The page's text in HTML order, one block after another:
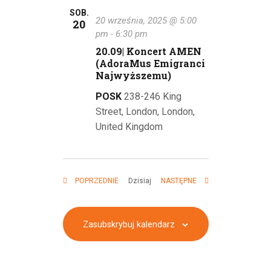
SOB.
20
20.09| Koncert AMEN
(AdoraMus Emigranci
Najwyższemu)
20 września, 2025 @ 5:00
pm - 6:30 pm
POSK 238-246 King
Street, London, London,
United Kingdom
POPRZEDNIEWYDARZENIA
Dzisiaj NASTĘPNE WYDARZENIA
Zasubskrybuj kalendarz